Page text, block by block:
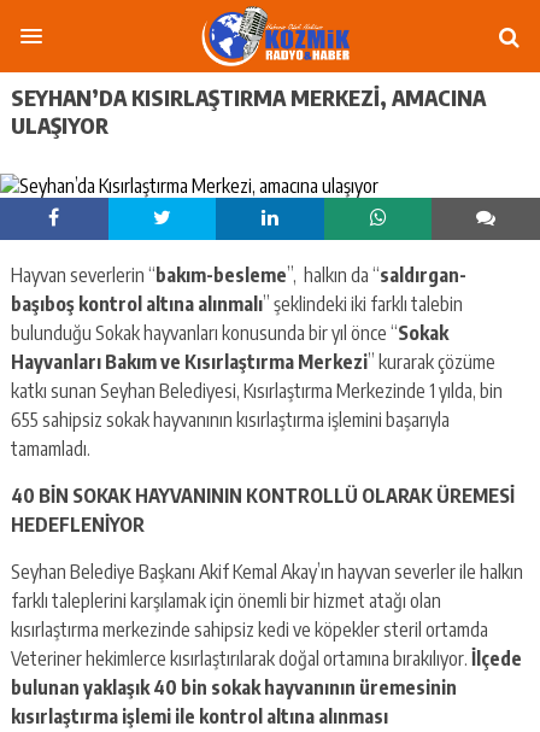
SEYHAN’DA KISIRLAŞTIRMA MERKEZI, AMACINA
ULAŞIYOR
Hayvan severlerin “bakım-besleme”, halkın da “saldırgan-
başıboş kontrol altına alınmalı” şeklindeki iki farklı talebin
bulunduğu Sokak hayvanları konusunda bir yıl önce “Sokak
Hayvanları Bakım ve Kısırlaştırma Merkezi” kurarak çözüme
katkı sunan Seyhan Belediyesi, Kısırlaştırma Merkezinde 1 yılda, bin
655 sahipsiz sokak hayvanının kısırlaştırma işlemini başarıyla
tamamladı.
40 BİN SOKAK HAYVANININ KONTROLLÜ OLARAK ÜREMESİ
HEDEFLENİYOR
Seyhan Belediye Başkanı Akif Kemal Akay’ın hayvan severler ile halkın
farklı taleplerini karşılamak için önemli bir hizmet atağı olan
kısırlaştırma merkezinde sahipsiz kedi ve köpekler steril ortamda
Veteriner hekimlerce kısırlaştırılarak doğal ortamına bırakılıyor. İlçede
bulunan yaklaşık 40 bin sokak hayvanının üremesinin
kısırlaştırma işlemi ile kontrol altına alınması